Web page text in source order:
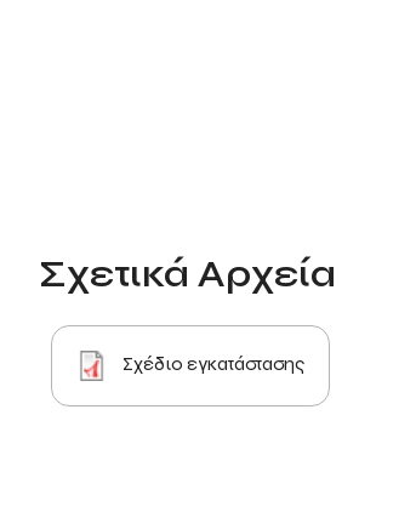
Σχετικά Αρχεία
Σχέδιο εγκατάστασης